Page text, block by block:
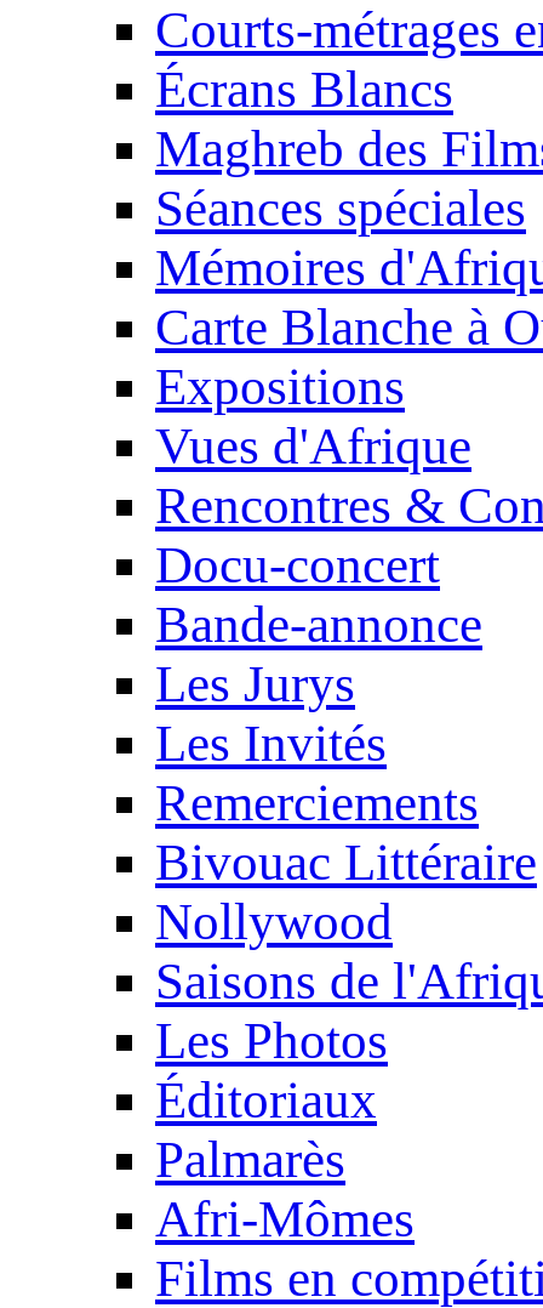
Courts-métrages
Écrans Blancs
Maghreb des
Séances spéciales
Mémoires
Carte Blanche à
Expositions
Vues d'Afrique
Rencontres &
Docu-concert
Bande-annonce
Les Jurys
Les Invités
Remerciements
Bivouac Littéraire
Nollywood
Saisons de
Les Photos
Éditoriaux
Palmarès
Afri-Mômes
Films en